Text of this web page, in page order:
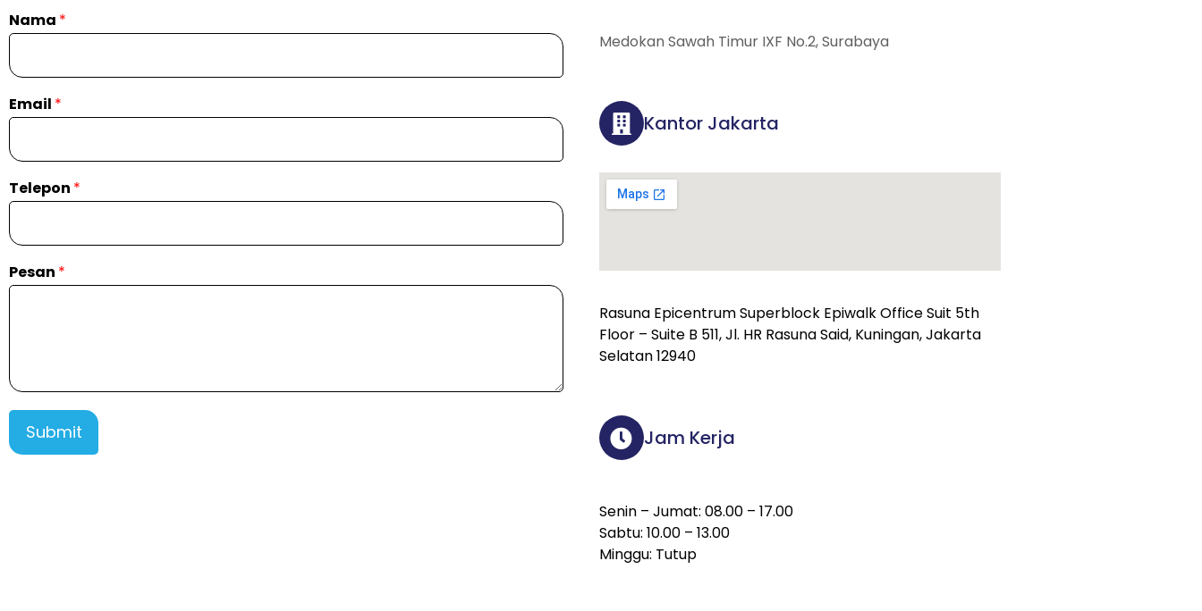
Nama *
Email *
Telepon *
Pesan *
Submit
Medokan Sawah Timur IXF No.2, Surabaya
Kantor Jakarta
Rasuna Epicentrum Superblock Epiwalk Office Suit 5th
Floor – Suite B 511, Jl. HR Rasuna Said, Kuningan, Jakarta
Selatan 12940
Jam Kerja
Senin – Jumat: 08.00 – 17.00
Sabtu: 10.00 – 13.00
Minggu: Tutup